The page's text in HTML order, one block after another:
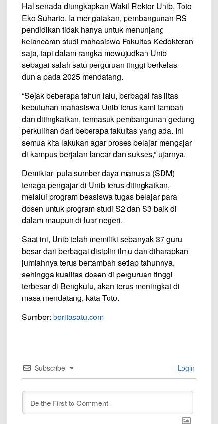
Hal senada diungkapkan Wakil Rektor Unib, Toto
Eko Suharto. Ia mengatakan, pembangunan RS
pendidikan tidak hanya untuk menunjang
kelancaran studi mahasiswa Fakultas Kedokteran
saja, tapi dalam rangka mewujudkan Unib
sebagai salah satu perguruan tinggi berkelas
dunia pada 2025 mendatang.
“Sejak beberapa tahun lalu, berbagai fasilitas
kebutuhan mahasiswa Unib terus kami tambah
dan ditingkatkan, termasuk pembangunan gedung
perkulihan dari beberapa fakultas yang ada. Ini
semua kita lakukan agar proses belajar mengajar
di kampus berjalan lancar dan sukses,” ujarnya.
Demikian pula sumber daya manusia (SDM)
tenaga pengajar di Unib terus ditingkatkan,
melalui program beasiswa tugas belajar para
dosen untuk program studi S2 dan S3 baik di
dalam maupun di luar negeri.
Saat ini, Unib telah memiliki sebanyak 37 guru
besar dari berbagai disiplin ilmu dan diharapkan
jumlahnya terus bertambah setiap tahunnya,
sehingga kualitas dosen di perguruan tinggi
terbesar di Bengkulu, akan terus meningkat di
masa mendatang, kata Toto.
Sumber: beritasatu.com
Subscribe Login